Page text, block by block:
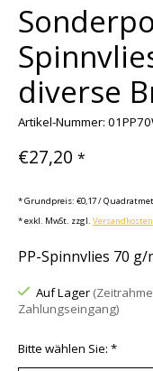
diverse
Artikel-Nummer:
€27,20 *
* Grundpreis: €0,17 /
* exkl. MwSt. zzgl. Versandkosten
PP-Spinnvlies 70
Auf Lager
Zahlungseingang)
Bitte wählen Sie: *